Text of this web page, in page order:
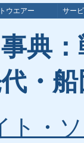
ウエアー サー
典
・
ト・